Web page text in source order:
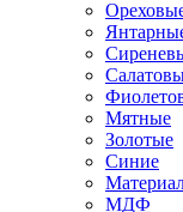
Мятные
Золотые
Синие
МДФ